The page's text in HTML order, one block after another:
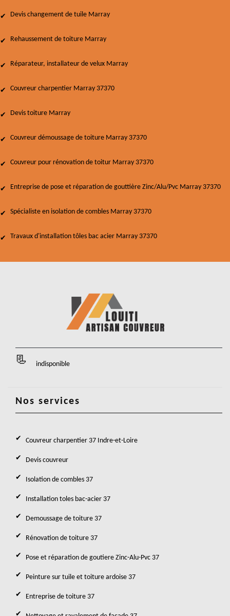
Devis changement de tuile Marray
Rehaussement de toiture Marray
Réparateur, installateur de velux Marray
Couvreur charpentier Marray 37370
Devis toiture Marray
Couvreur démoussage de toiture Marray 37370
Couvreur pour rénovation de toitur Marray 37370
Entreprise de pose et réparation de gouttière Zinc/Alu/Pvc Marray 37370
Spécialiste en isolation de combles Marray 37370
Travaux d'installation tôles bac acier Marray 37370
indisponible
Nos services
Couvreur charpentier 37 Indre-et-Loire
Devis couvreur
Isolation de combles 37
Installation toles bac-acier 37
Demoussage de toiture 37
Rénovation de toiture 37
Pose et réparation de goutiere Zinc-Alu-Pvc 37
Peinture sur tuile et toiture ardoise 37
Entreprise de toiture 37